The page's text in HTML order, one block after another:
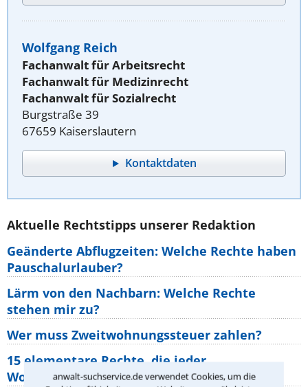
anwalt-suchservice.de verwendet Cookies, um die
Wolfgang Reich
Fachanwalt für Arbeitsrecht
Fachanwalt für Medizinrecht
Fachanwalt für Sozialrecht
Burgstraße 39
67659 Kaiserslautern
Kontaktdaten
Aktuelle Rechtstipps unserer Redaktion
Geänderte Abflugzeiten: Welche Rechte haben
Pauschalurlauber?
Lärm von den Nachbarn: Welche Rechte
stehen mir zu?
Wer muss Zweitwohnungssteuer zahlen?
15 elementare Rechte, die jeder
Wohnungseigentümer kennen sollte